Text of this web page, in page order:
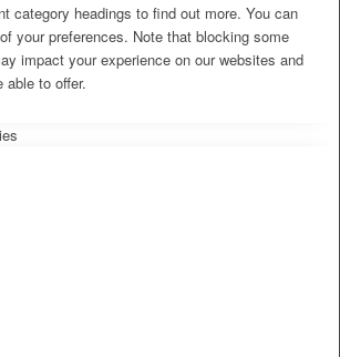
category headings to find out more. You can
your preferences. Note that blocking some
impact your experience on our websites and
able to offer.